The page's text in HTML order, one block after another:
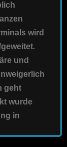
wird
und
geht
wurde
in